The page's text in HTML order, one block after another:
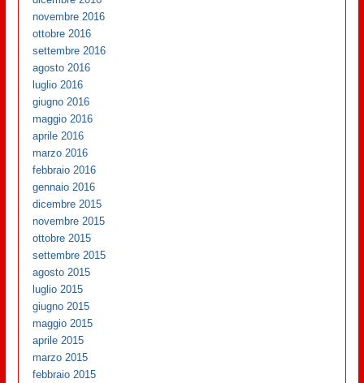
novembre 2016
ottobre 2016
settembre 2016
agosto 2016
luglio 2016
giugno 2016
maggio 2016
aprile 2016
marzo 2016
febbraio 2016
gennaio 2016
dicembre 2015
novembre 2015
ottobre 2015
settembre 2015
agosto 2015
luglio 2015
giugno 2015
maggio 2015
aprile 2015
marzo 2015
febbraio 2015